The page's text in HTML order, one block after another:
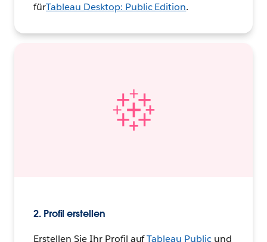
fürTableau Desktop: Public Edition.
2. Profil erstellen
Erstellen Sie Ihr Profil aufTableau Public und